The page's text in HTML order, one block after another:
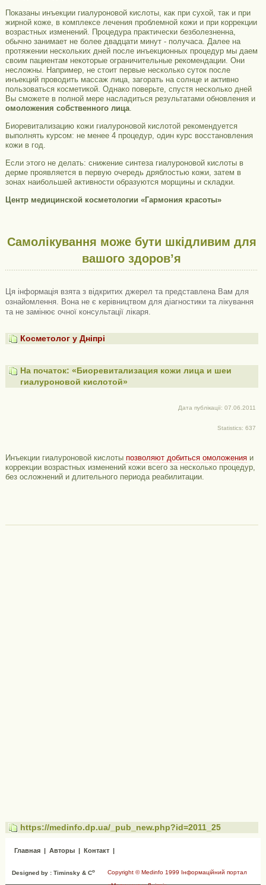
Показаны инъекции гиалуроновой кислоты, как при сухой, так и при
жирной коже, в комплексе лечения проблемной кожи и при коррекции
возрастных изменений. Процедура практически безболезненна,
обычно занимает не более двадцати минут - получаса. Далее на
протяжении нескольких дней после инъекционных процедур мы даем
своим пациентам некоторые ограничительные рекомендации. Они
несложны. Например, не стоит первые несколько суток после
инъекций проводить массаж лица, загорать на солнце и активно
пользоваться косметикой. Однако поверьте, спустя несколько дней
Вы сможете в полной мере насладиться результатами обновления и
омоложения собственного лица.
Биоревитализацию кожи гиалуроновой кислотой рекомендуется
выполнять курсом: не менее 4 процедур, один курс восстановления
кожи в год.
Если этого не делать: снижение синтеза гиалуроновой кислоты в
дерме проявляется в первую очередь дряблостью кожи, затем в
зонах наибольшей активности образуются морщины и складки.
Центр медицинской косметологии «Гармония красоты»
Самолікування може бути шкідливим для
вашого здоров’я
Ця інформація взята з відкритих джерел та представлена ​​Вам для
ознайомлення. Вона не є керівництвом для діагностики та лікування
та не замінює очної консультації лікаря.
Косметолог у Дніпрі
На початок: «Биоревитализация кожи лица и шеи
гиалуроновой кислотой»
Дата публікації: 07.06.2011
Statistics: 637
Инъекции гиалуроновой кислоты позволяют добиться омоложенияи
коррекции возрастных изменений кожи всего за несколько процедур,
без осложнений и длительного периода реабилитации.
https://medinfo.dp.ua/_pub_new.php?id=2011_25
Главная | Авторы | Контакт |
Copyright © Medinfo 1999 Інформаційний портал
Designed by : Timinsky & Co